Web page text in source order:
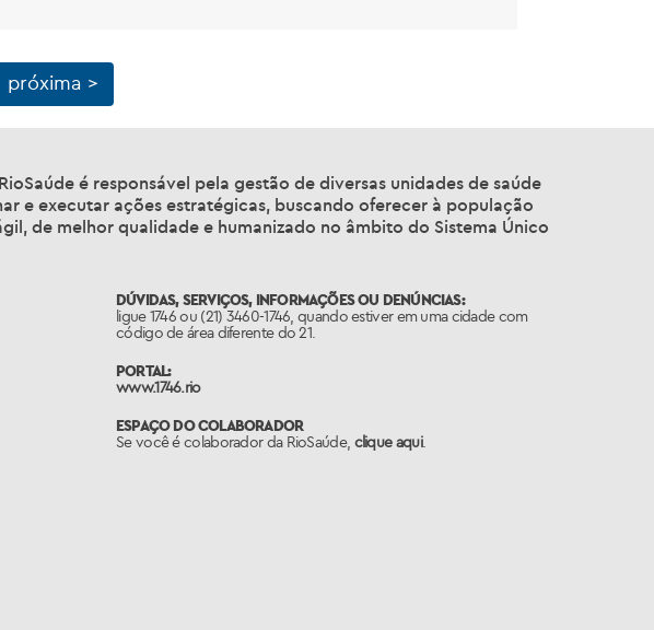
próxima >
é responsável pela gestão de diversas unidades de saúde
e executar ações estratégicas, buscando oferecer à população
de melhor qualidade e humanizado no âmbito do Sistema Único
DÚVIDAS, SERVIÇOS, INFORMAÇÕES OU DENÚNCIAS:
ligue 1746 ou (21) 3460-1746, quando estiver em uma cidade com
código de área diferente do 21.
PORTAL:
www.1746.rio
ESPAÇO DO COLABORADOR
Se você é colaborador da RioSaúde, clique aqui.